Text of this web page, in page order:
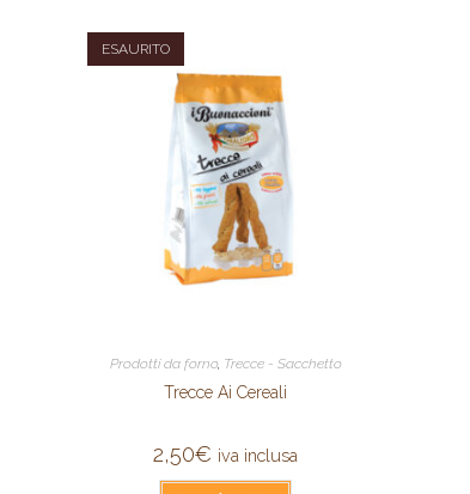
ESAURITO
Prodotti da forno, Trecce - Sacchetto
Trecce Ai Cereali
2,50€ iva inclusa